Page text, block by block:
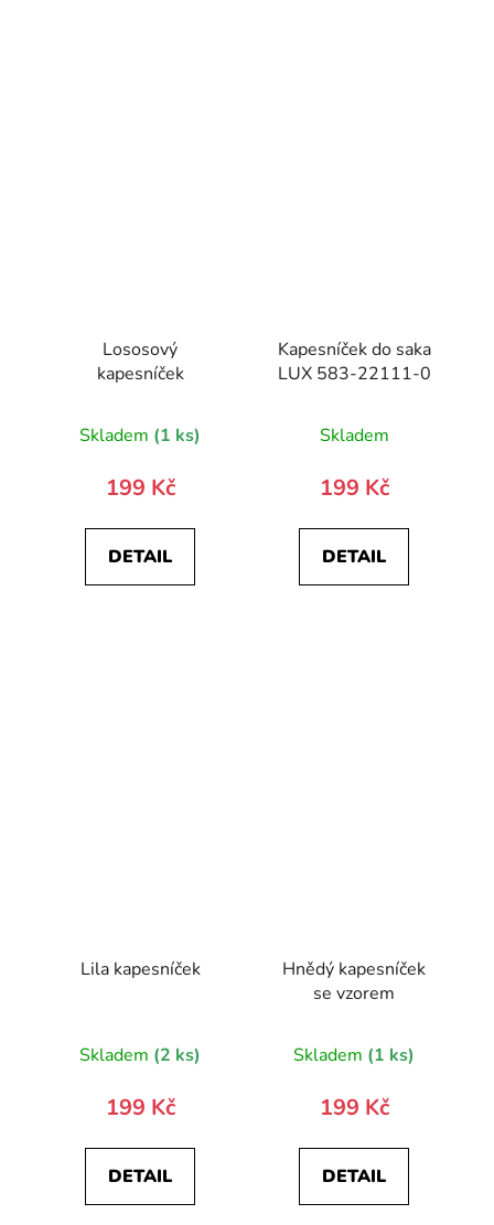
Lososový
kapesníček
Skladem (1 ks)
199 Kč
DETAIL
Kapesníček do saka
LUX 583-22111-0
Skladem
199 Kč
DETAIL
Lila kapesníček
Skladem (2 ks)
199 Kč
DETAIL
Hnědý kapesníček
se vzorem
Skladem (1 ks)
199 Kč
DETAIL